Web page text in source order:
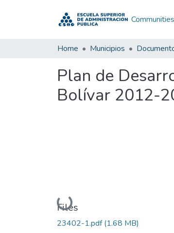
Home Municipios
Plan de
Bolívar 2012-
Loading...
Files
23402-1.pdf(1.68 MB)